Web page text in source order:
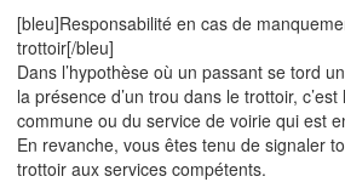
[bleu]Responsabilité en cas de
trottoir[/bleu]
Dans l’hypothèse où un passant se tord
la présence d’un trou dans le trottoir,
commune ou du service de voirie qui est
En revanche, vous êtes tenu de signaler
trottoir aux services compétents.